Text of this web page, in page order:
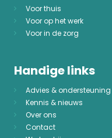
Voor thuis
Voor op het werk
Voor in de zorg
Handige links
Advies & ondersteuning
Kennis & nieuws
Over ons
Contact